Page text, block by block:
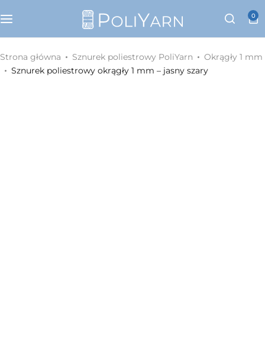
0
Strona główna Sznurek poliestrowy PoliYarn
Okrągły 1 mm
Sznurek poliestrowy okrągły 1 mm – jasny szary